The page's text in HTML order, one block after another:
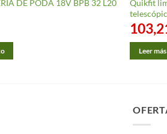
DE PODA 18V BPB 32 L20
Quikfit
Leer más